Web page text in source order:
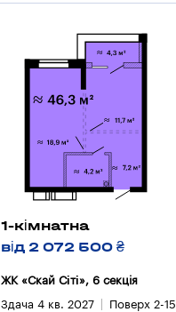
1-кімнатна
від 2 072 500 ₴
ЖК «Скай Сіті», 6 секцiя
Здача 4 кв. 2027 Поверх 2-15